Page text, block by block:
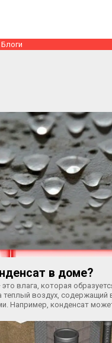
Блоги
в доме?
влага, которая
теплый воздух, содержащий
Например, конденсат
стенах или трубах. Это
зимний период, когда
снаружи.